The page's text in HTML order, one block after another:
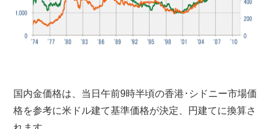
国内金価格は、当日午前9時半頃の香港･シドニー市場価
格を参考に米ドル建て基準価格が決定、円建てに換算さ